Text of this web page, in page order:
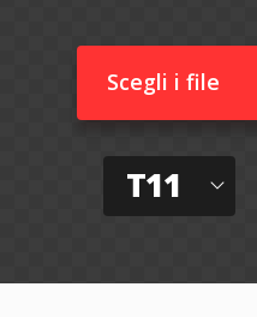
Scegli i file
T11